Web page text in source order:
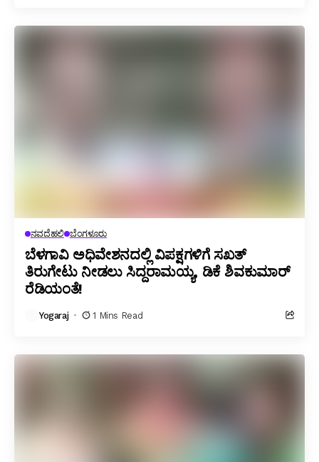
ನವದೆಹಲಿ ಬೆಂಗಳೂರು
ಬೆಳಗಾವಿ ಅಧಿವೇಶನದಲ್ಲಿ ವಿಪಕ್ಷಗಳಿಗೆ ಸಖತ್
ತಿರುಗೇಟು ನೀಡಲು ಸಿದ್ದರಾಮಯ್ಯ, ಡಿಕೆ ಶಿವಕುಮಾರ್
ರೆಡಿಯಂತೆ!
Yogaraj 1 Mins Read